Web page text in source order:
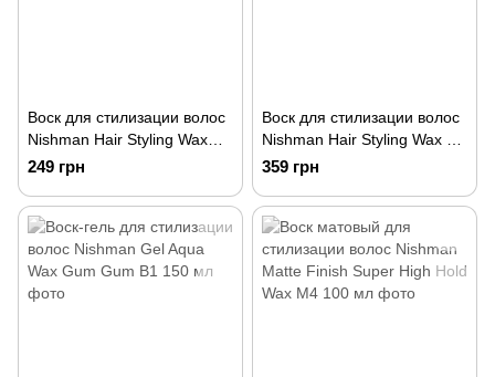
Воск для стилизации волос
Nishman Hair Styling Wax
Mystic Gummy 06 150 г
249 грн
Воск для стилизации волос
Nishman Hair Styling Wax S3
Spyder (Blue Web) 150 мл
359 грн